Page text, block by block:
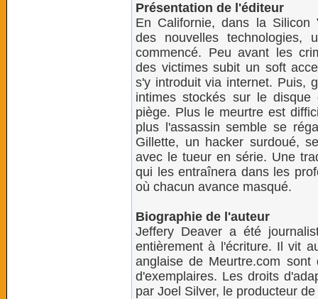
Présentation de l'éditeur
En Californie, dans la Silicon
des nouvelles technologies,
commencé. Peu avant les
des victimes subit un soft
s'y introduit via internet. Puis,
intimes stockés sur le
piège. Plus le meurtre est
plus l'assassin semble se
Gillette, un hacker surdoué,
avec le tueur en série. Une
qui les entraînera dans les
où chacun avance masqué.
Biographie de l'auteur
Jeffery Deaver a été
entièrement à l'écriture. Il vit
anglaise de Meurtre.com
d'exemplaires. Les droits
par Joel Silver, le producteur